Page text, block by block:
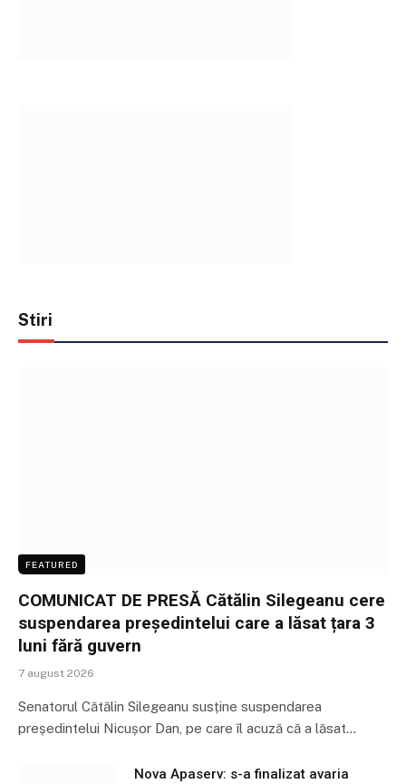
Stiri
FEATURED
COMUNICAT DE PRESĂ Cătălin Silegeanu cere
suspendarea președintelui care a lăsat țara 3
luni fără guvern
7 august 2026
Senatorul Cătălin Silegeanu susține suspendarea
președintelui Nicușor Dan, pe care îl acuză că a lăsat…
Nova Apaserv: s-a finalizat avaria